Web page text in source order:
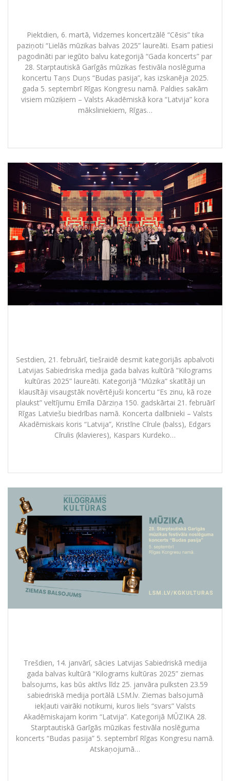
Piektdien, 6. martā, Vidzemes koncertzālē “Cēsis” tika
paziņoti “Lielās mūzikas balvas 2025” laureāti. Esam patiesi
pagodināti par iegūto balvu kategorijā “Gada koncerts” par
28. Starptautiskā Garīgās mūzikas festivāla noslēguma
koncertu Taņs Duņs “Budas pasija”, kas izskanēja 2025.
gada 5. septembrī Rīgas Kongresu namā. Paldies sakām
visiem mūziķiem – Valsts Akadēmiskā kora “Latvija” kora
māksliniekiem, Rīgas…
Sestdien, 21. februārī, tiešraidē desmit kategorijās apbalvoti
Latvijas Sabiedriska medija gada balvas kultūrā “Kilograms
kultūras 2025” laureāti. Kategorijā “Mūzika” skatītāji un
klausītāji visaugstāk novērtējuši koncertu “Es zinu, kā roze
plaukst” veltījumu Emīla Dārziņa 150. gadskārtai 21. februārī
Rīgas Latviešu biedrības namā. Koncerta dalībnieki – Valsts
Akadēmiskais koris “Latvija”, Kristīne Cīrule (balss), Edgars
Cīrulis (klavieres), Kaspars Kurdeko…
Trešdien, 14. janvārī, sācies Latvijas Sabiedriskā medija
gada balvas kultūrā “Kilograms kultūras 2025” ziemas
balsojums, kas būs aktīvs līdz 25. janvāra pulksten 23.59
sabiedriskā medija portālā LSM.lv. Ziemas balsojumā
iekļauti vairāki notikumi, kuros liels “svars” Valsts
Akadēmiskajam korim “Latvija”. Kategorijā MŪZIKA 28.
Starptautiskā Garīgās mūzikas festivāla noslēguma
koncerts “Budas pasija” 5. septembrī Rīgas Kongresu namā.
Atskaņojumā…